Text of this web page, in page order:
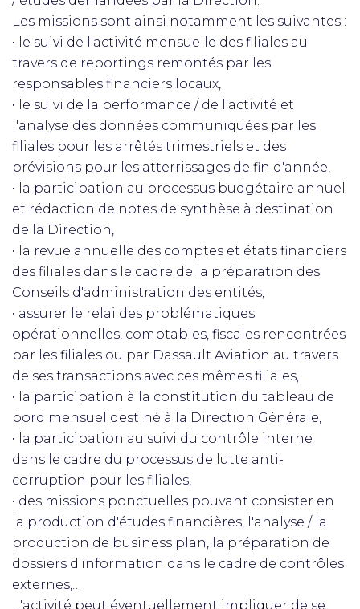
Les missions sont ainsi notamment les suivantes :
• le suivi de l'activité mensuelle des filiales au
travers de reportings remontés par les
responsables financiers locaux,
• le suivi de la performance / de l'activité et
l'analyse des données communiquées par les
filiales pour les arrêtés trimestriels et des
prévisions pour les atterrissages de fin d'année,
• la participation au processus budgétaire annuel
et rédaction de notes de synthèse à destination
de la Direction,
• la revue annuelle des comptes et états financiers
des filiales dans le cadre de la préparation des
Conseils d'administration des entités,
• assurer le relai des problématiques
opérationnelles, comptables, fiscales rencontrées
par les filiales ou par Dassault Aviation au travers
de ses transactions avec ces mêmes filiales,
• la participation à la constitution du tableau de
bord mensuel destiné à la Direction Générale,
• la participation au suivi du contrôle interne
dans le cadre du processus de lutte anti-
corruption pour les filiales,
• des missions ponctuelles pouvant consister en
la production d'études financières, l'analyse / la
production de business plan, la préparation de
dossiers d'information dans le cadre de contrôles
externes,…
L'activité peut éventuellement impliquer de se